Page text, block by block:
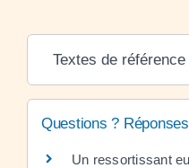
Textes de référence
Questions ?
Un ressortissant